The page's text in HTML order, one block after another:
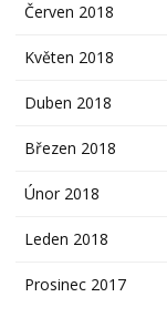
Červen 2018
Květen 2018
Duben 2018
Březen 2018
Únor 2018
Leden 2018
Prosinec 2017